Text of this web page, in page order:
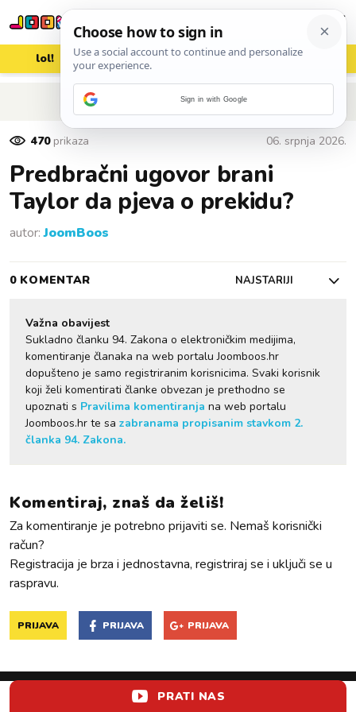
lol! aww vrh! woot?!
POVRATAK NA ČLANAK
470prikaza 06. srpnja 2026.
Predbračni ugovor brani
Taylor da pjeva o prekidu?
autor:JoomBoos
0 KOMENTAR NAJSTARIJI
Važna obavijest
Sukladno članku 94. Zakona o elektroničkim medijima,
komentiranje članaka na web portalu Joomboos.hr
dopušteno je samo registriranim korisnicima. Svaki korisnik
koji želi komentirati članke obvezan je prethodno se
upoznati s Pravilima komentiranja na web portalu
Joomboos.hr te sa zabranama propisanim stavkom 2.
članka 94. Zakona.
Komentiraj, znaš da želiš!
Za komentiranje je potrebno prijaviti se. Nemaš korisnički
račun?
Registracija je brza i jednostavna, registriraj se i uključi se u
raspravu.
PRIJAVA PRIJAVA PRIJAVA
PRATI NAS
Sign in with Google